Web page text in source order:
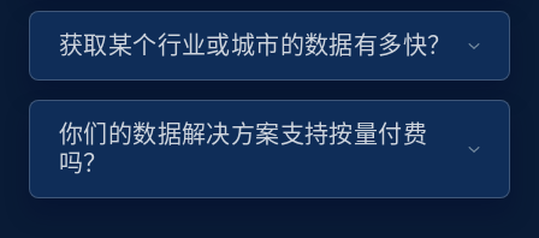
获取某个行业或城市的数据有多快？
你们的数据解决方案支持按量付费
吗？